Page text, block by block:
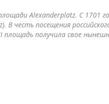
Alexanderplatz. С 1701
В честь посещения
площадь получила свое